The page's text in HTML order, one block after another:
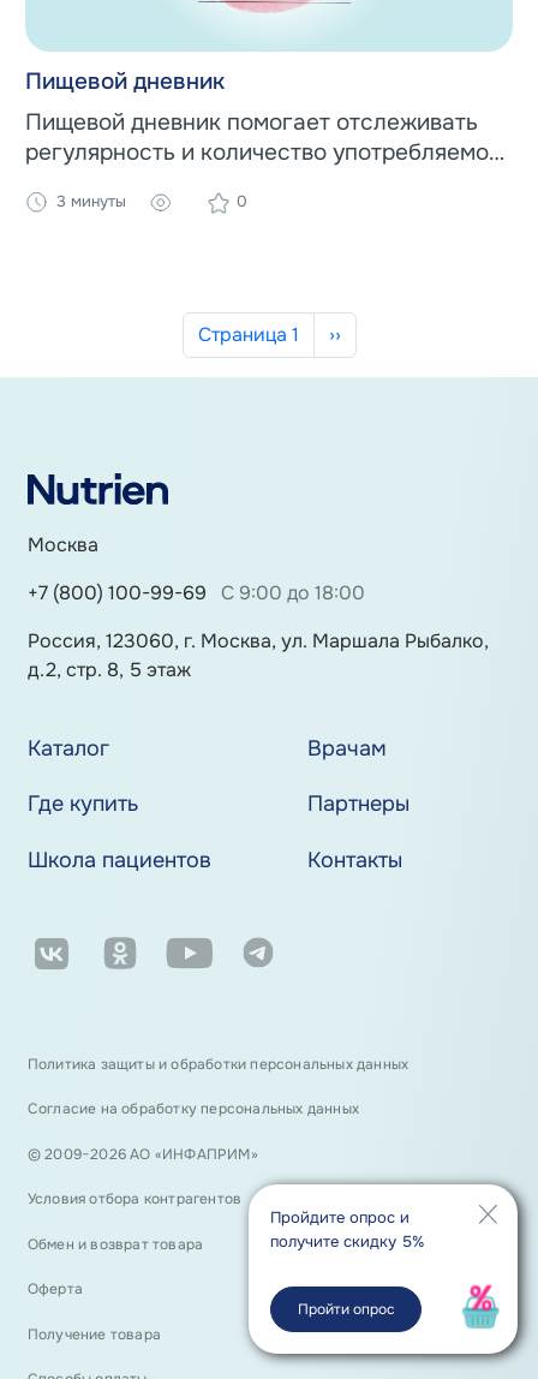
Пищевой дневник
Пищевой дневник помогает отслеживать
регулярность и количество употребляемой
3 минуты 0
Нумерация страниц
Страница 1 Следующая страница
››
Пройдите опрос и
получите скидку 5%
Пройти опрос
Москва
+7 (800) 100-99-69
С 9:00 до 18:00
Россия, 123060, г. Москва, ул. Маршала Рыбалко,
д.2, стр. 8, 5 этаж
Каталог
Врачам
Где купить
Партнеры
Школа пациентов
Контакты
Политика защиты и обработки персональных данных
Согласие на обработку персональных данных
© 2009−2026 АО «ИНФАПРИМ»
Условия отбора контрагентов
Обмен и возврат товара
Оферта
Получение товара